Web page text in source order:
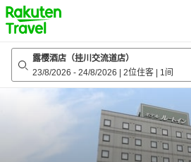
to
top
page
露樱酒店（挂川交流道店）
23/8/2026 - 24/8/2026 2位住客 1间